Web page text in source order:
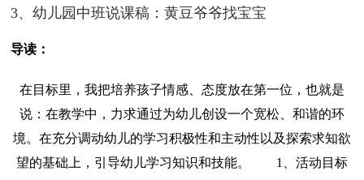
3、幼儿园中班说课稿：黄豆爷爷找宝宝
导读：
在目标里，我把培养孩子情感、态度放在第一位，也就是
说：在教学中，力求通过为幼儿创设一个宽松、和谐的环
境。在充分调动幼儿的学习积极性和主动性以及探索求知欲
望的基础上，引导幼儿学习知识和技能。 1、活动目标